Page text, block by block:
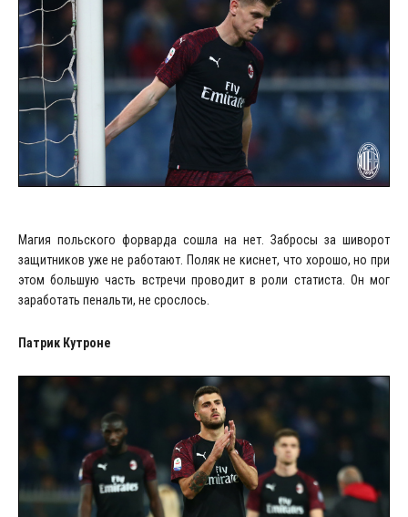
Магия польского форварда сошла на нет. Забросы за шиворот
защитников уже не работают. Поляк не киснет, что хорошо, но при
этом большую часть встречи проводит в роли статиста. Он мог
заработать пенальти, не срослось.
Патрик Кутроне